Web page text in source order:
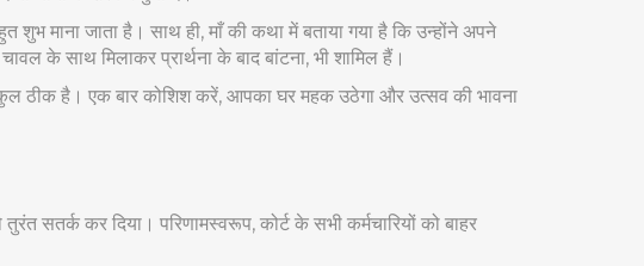
शुभ माना जाता है। साथ ही, माँ की कथा में बताया गया है कि उन्होंने अपने
के साथ मिलाकर प्रार्थना के बाद बांटना, भी शामिल हैं।
ठीक है। एक बार कोशिश करें, आपका घर महक उठेगा और उत्सव की भावना
सतर्क कर दिया। परिणामस्वरूप, कोर्ट के सभी कर्मचारियों को बाहर